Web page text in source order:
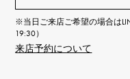
※当日ご来店ご希望の場合は
19:30）
来店予約について